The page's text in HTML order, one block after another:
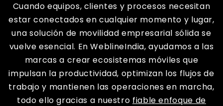
Cuando equipos, clientes y procesos necesitan
estar conectados en cualquier momento y lugar,
una solución de movilidad empresarial sólida se
vuelve esencial. En WeblineIndia, ayudamos a las
marcas a crear ecosistemas móviles que
impulsan la productividad, optimizan los flujos de
trabajo y mantienen las operaciones en marcha,
todo ello gracias a nuestro fiable enfoque de